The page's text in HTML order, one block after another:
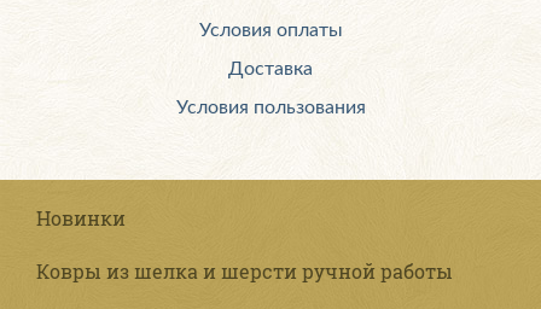
Условия оплаты
Доставка
Условия пользования
Новинки
Ковры из шелка и шерсти ручной работы